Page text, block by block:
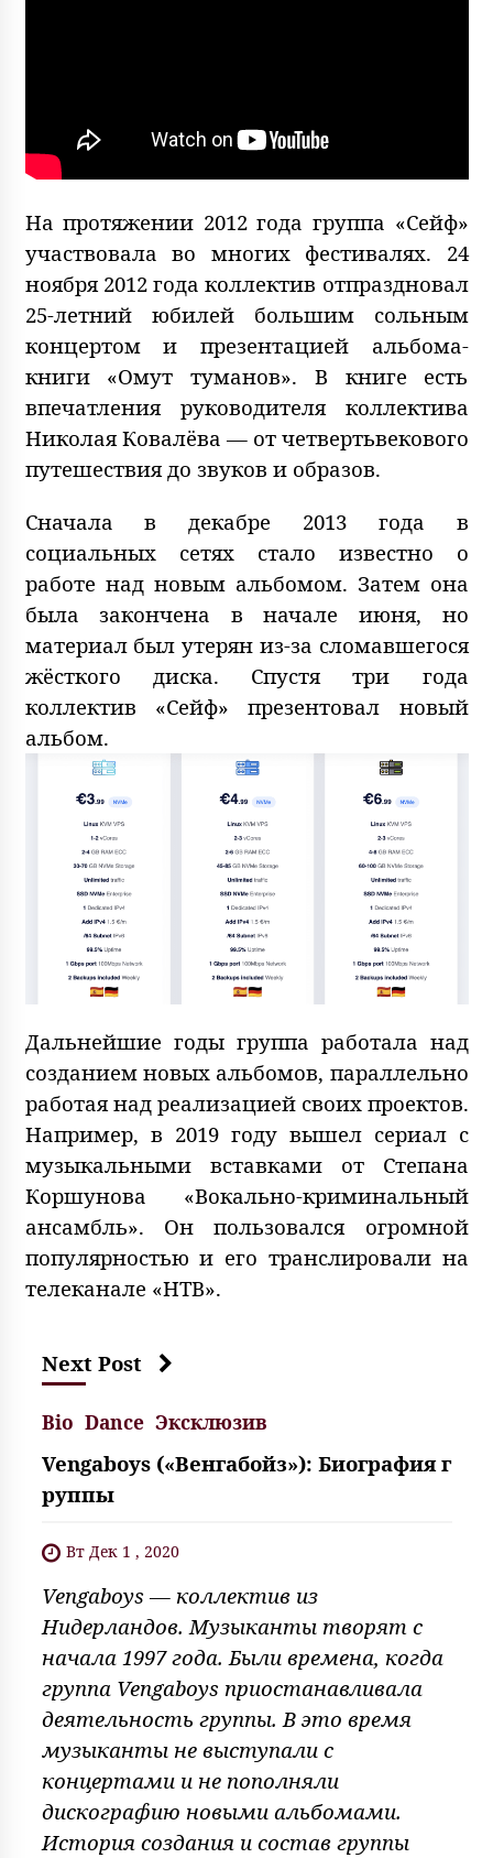
На протяжении 2012 года группа «Сейф»
участвовала во многих фестивалях. 24
ноября 2012 года коллектив отпраздновал
25-летний юбилей большим сольным
концертом и презентацией альбома-
книги «Омут туманов». В книге есть
впечатления руководителя коллектива
Николая Ковалёва — от четвертьвекового
путешествия до звуков и образов.
Сначала в декабре 2013 года в
социальных сетях стало известно о
работе над новым альбомом. Затем она
была закончена в начале июня, но
материал был утерян из-за сломавшегося
жёсткого диска. Спустя три года
коллектив «Сейф» презентовал новый
альбом.
Дальнейшие годы группа работала над
созданием новых альбомов, параллельно
работая над реализацией своих проектов.
Например, в 2019 году вышел сериал с
музыкальными вставками от Степана
Коршунова «Вокально-криминальный
ансамбль». Он пользовался огромной
популярностью и его транслировали на
телеканале «НТВ».
Next Post
Bio Dance Эксклюзив
Vengaboys («Венгабойз»): Биография г
руппы
Вт Дек 1 , 2020
Vengaboys — коллектив из
Нидерландов. Музыканты творят с
начала 1997 года. Были времена, когда
группа Vengaboys приостанавливала
деятельность группы. В это время
музыканты не выступали с
концертами и не пополняли
дискографию новыми альбомами.
История создания и состав группы